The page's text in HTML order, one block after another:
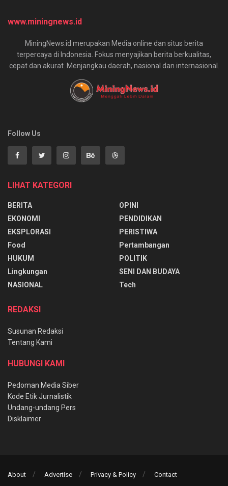
www.miningnews.id
MiningNews.id merupakan Media online dan situs berita
terpercaya di Indonesia. Fokus menyajikan berita berkualitas,
cepat dan akurat. Menjangkau daerah, nasional dan internasional.
Follow Us
LIHAT KATEGORI
BERITA
EKONOMI
EKSPLORASI
Food
HUKUM
Lingkungan
NASIONAL
OPINI
PENDIDIKAN
PERISTIWA
Pertambangan
POLITIK
SENI DAN BUDAYA
Tech
REDAKSI
Susunan Redaksi
Tentang Kami
HUBUNGI KAMI
Pedoman Media Siber
Kode Etik Jurnalistik
Undang-undang Pers
Disklaimer
About Advertise Privacy & Policy Contact